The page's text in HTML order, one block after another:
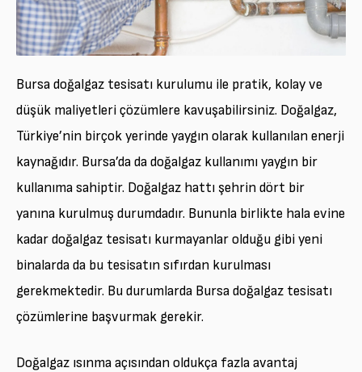
Bursa doğalgaz tesisatı kurulumu ile pratik, kolay ve
düşük maliyetleri çözümlere kavuşabilirsiniz. Doğalgaz,
Türkiye’nin birçok yerinde yaygın olarak kullanılan enerji
kaynağıdır. Bursa’da da doğalgaz kullanımı yaygın bir
kullanıma sahiptir. Doğalgaz hattı şehrin dört bir
yanına kurulmuş durumdadır. Bununla birlikte hala evine
kadar doğalgaz tesisatı kurmayanlar olduğu gibi yeni
binalarda da bu tesisatın sıfırdan kurulması
gerekmektedir. Bu durumlarda Bursa doğalgaz tesisatı
çözümlerine başvurmak gerekir.
Doğalgaz ısınma açısından oldukça fazla avantaj